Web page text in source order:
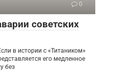
0
советских
в истории с «Титаником»
его медленное
без